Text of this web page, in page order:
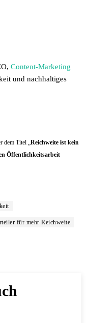
Content-Marketing
und nachhaltiges
dem Titel „Reichweite ist kein
Öffentlichkeitsarbeit
für mehr Reichweite